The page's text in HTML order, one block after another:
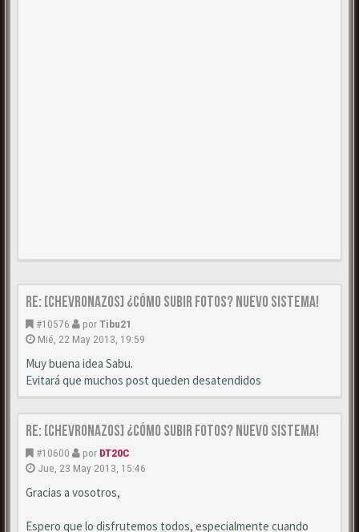
Re: [CHEVRONAZOS] ¿Cómo subir fotos? Nuevo sistema!
#10576 porTibu21
Mié, 22 May 2013, 19:59
Muy buena idea Sabu.
Evitará que muchos post queden desatendidos
Re: [CHEVRONAZOS] ¿Cómo subir fotos? Nuevo sistema!
#10600 por DT20C
Jue, 23 May 2013, 15:46
Gracias a vosotros,
Espero que lo disfrutemos todos, especialmente cuando